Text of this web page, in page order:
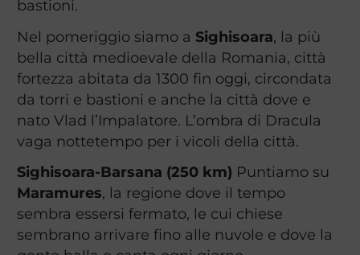
bastioni.
Nel pomeriggio siamo a Sighisoara, la più
bella città medioevale della Romania, città
fortezza abitata da 1300 fin oggi, circondata
da torri e bastioni e anche la città dove e
nato Vlad l’Impalatore. L’ombra di Dracula
vaga nottetempo per i vicoli della città.
Sighisoara-Barsana (250 km) Puntiamo su
Maramures, la regione dove il tempo
sembra essersi fermato, le cui chiese
sembrano arrivare fino alle nuvole e dove la